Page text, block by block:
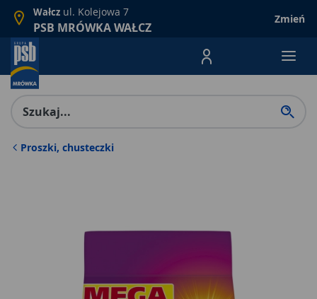
Wałcz ul. Kolejowa 7
PSB MRÓWKA WAŁCZ
Zmień
Menu Produktów,
Proszki, chusteczki